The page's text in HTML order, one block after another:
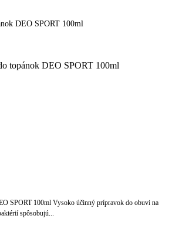
DEO SPORT 100ml
SPORT 100ml Vysoko účinný prípravok do obuvi na
spôsobujú...